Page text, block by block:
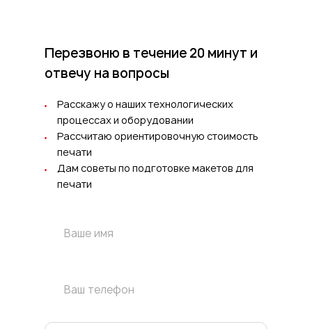
Перезвоню в течение 20 минут и
отвечу на вопросы
Расскажу о наших технологических
процессах и оборудовании
Рассчитаю ориентировочную стоимость
печати
Дам советы по подготовке макетов для
печати